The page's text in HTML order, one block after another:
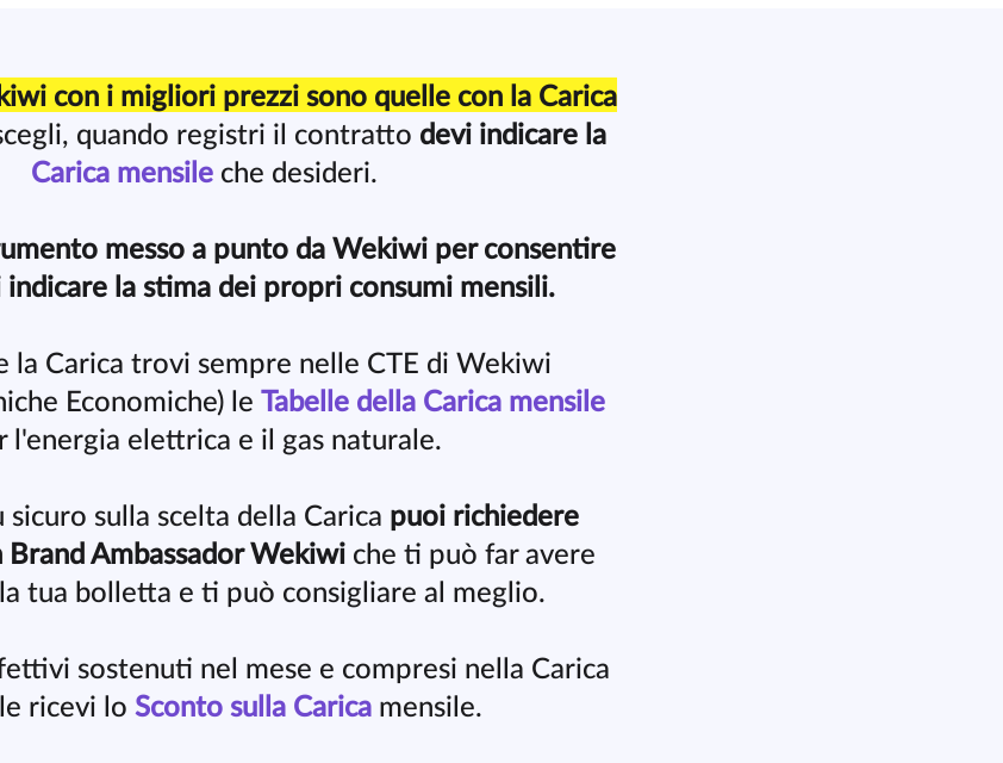
con i migliori prezzi sono quelle con la Carica
quando registri il contratto devi indicare la
Carica mensile che desideri.
messo a punto da Wekiwi per consentire
la stima dei propri consumi mensili.
la Carica trovi sempre nelle CTE di Wekiwi
Economiche) le Tabelle della Carica mensile
l'energia elettrica e il gas naturale.
sicuro sulla scelta della Carica puoi richiedere
Ambassador Wekiwi che ti può far avere
tua bolletta e ti può consigliare al meglio.
sostenuti nel mese e compresi nella Carica
ricevi lo Sconto sulla Carica mensile.